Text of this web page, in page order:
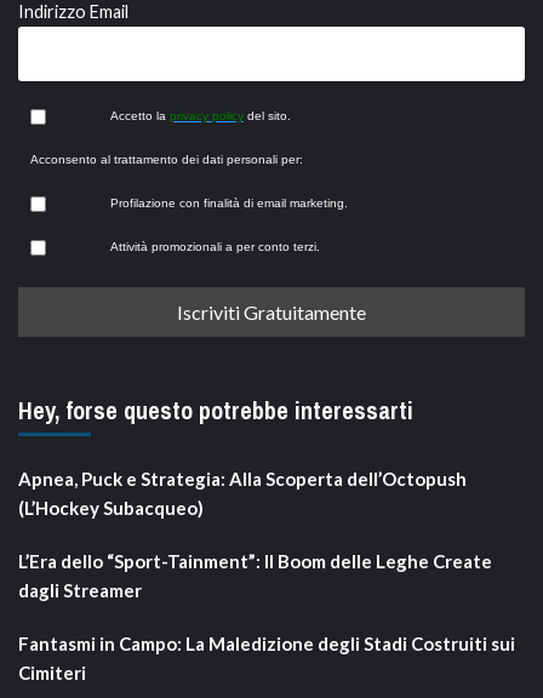
Indirizzo Email
Accetto la privacy policy del sito.
Acconsento al trattamento dei dati personali per:
Profilazione con finalità di email marketing.
Attività promozionali a per conto terzi.
Hey, forse questo potrebbe interessarti
Apnea, Puck e Strategia: Alla Scoperta dell’Octopush
(L’Hockey Subacqueo)
L’Era dello “Sport-Tainment”: Il Boom delle Leghe Create
dagli Streamer
Fantasmi in Campo: La Maledizione degli Stadi Costruiti sui
Cimiteri